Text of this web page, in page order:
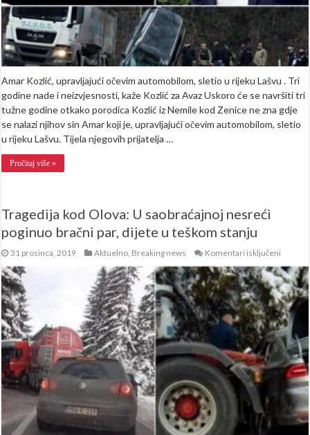
gdje
moj
Amar
Amar Kozlić, upravljajući očevim automobilom, sletio u rijeku Lašvu . Tri
godine nade i neizvjesnosti, kaže Kozlić za Avaz Uskoro će se navršiti tri
tužne godine otkako porodica Kozlić iz Nemile kod Zenice ne zna gdje
se nalazi njihov sin Amar koji je, upravljajući očevim automobilom, sletio
u rijeku Lašvu. Tijela njegovih prijatelja …
Pročitaj više »
Tragedija kod Olova: U saobraćajnoj nesreći
poginuo bračni par, dijete u teškom stanju
31 prosinca, 2019 Aktuelno Breaking news Komentari isključeni
kod
Olova:
U
nesreći
poginuo
bračni
par,
dijete
u
teškom
stanju